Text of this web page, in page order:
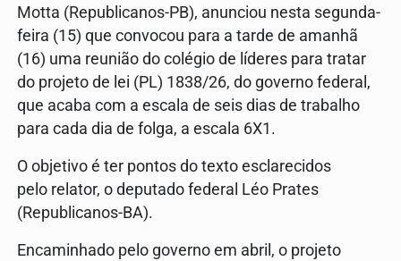
Motta (Republicanos-PB), anunciou nesta segunda-
feira (15) que convocou para a tarde de amanhã
(16) uma reunião do colégio de líderes para tratar
do projeto de lei (PL) 1838/26, do governo federal,
que acaba com a escala de seis dias de trabalho
para cada dia de folga, a escala 6X1.
O objetivo é ter pontos do texto esclarecidos
pelo relator, o deputado federal Léo Prates
(Republicanos-BA).
Encaminhado pelo governo em abril, o projeto